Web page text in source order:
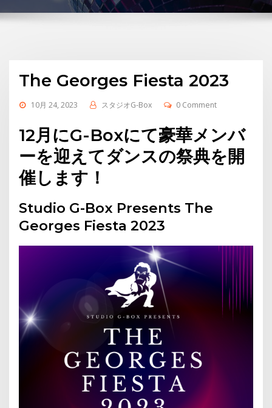
The Georges Fiesta 2023
10月 24, 2023 スタジオG-Box 0 Comment
12月にG-Boxにて豪華メンバ
ーを迎えてダンスの祭典を開
催します！
Studio G-Box Presents The
Georges Fiesta 2023